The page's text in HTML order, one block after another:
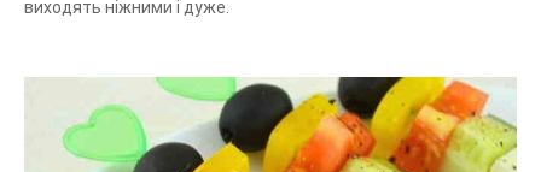
виходять ніжними і дуже.